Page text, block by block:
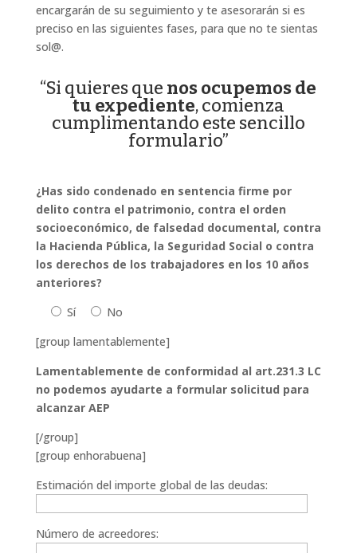
encargarán de su seguimiento y te asesorarán si es
preciso en las siguientes fases, para que no te sientas
sol@.
“Si quieres que nos ocupemos de
tu expediente, comienza
cumplimentando este sencillo
formulario”
¿Has sido condenado en sentencia firme por
delito contra el patrimonio, contra el orden
socioeconómico, de falsedad documental, contra
la Hacienda Pública, la Seguridad Social o contra
los derechos de los trabajadores en los 10 años
anteriores?
Sí
No
[group lamentablemente]
Lamentablemente de conformidad al art.231.3 LC
no podemos ayudarte a formular solicitud para
alcanzar AEP
[/group]
[group enhorabuena]
Estimación del importe global de las deudas:
Número de acreedores: